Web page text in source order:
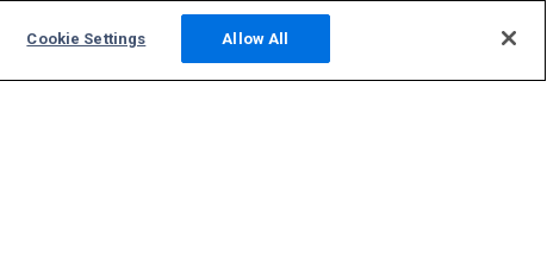
Cookie Settings Allow All